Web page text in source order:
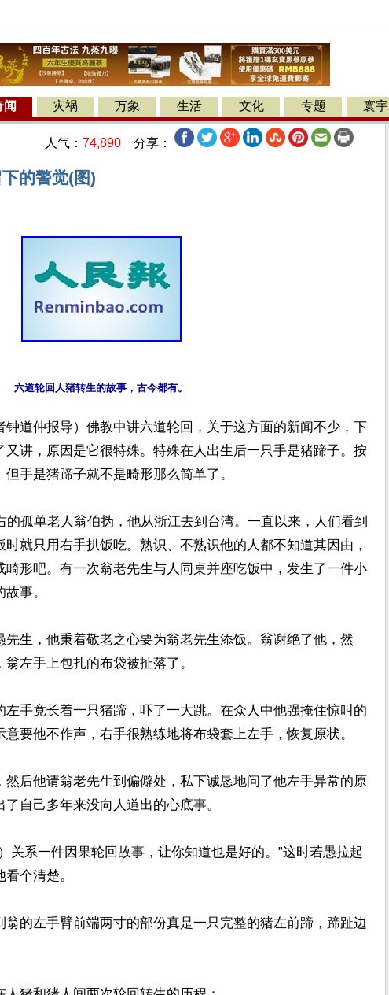
闻 灾祸 万象 生活 文化 专题 寰宇
人气： 74,890 分享：
的警觉(图)
钟道仲报导）佛教中讲六道轮回，关于这方面的新闻不少，下
讲，原因是它很特殊。特殊在人出生后一只手是猪蹄子。按
手是猪蹄子就不是畸形那么简单了。
孤单老人翁伯㧑，他从浙江去到台湾。一直以来，人们看到
就只用右手扒饭吃。熟识、不熟识他的人都不知道其因由，
畸形吧。有一次翁老先生与人同桌并座吃饭中，发生了一件小
事。
生，他秉着敬老之心要为翁老先生添饭。翁谢绝了他，然
左手上包扎的布袋被扯落了。
手竟长着一只猪蹄，吓了一大跳。在众人中他强掩住惊叫的
要他不作声，右手很熟练地将布袋套上左手，恢复原状。
后他请翁老先生到偏僻处，私下诚恳地问了他左手异常的原
自己多年来没向人道出的心底事。
关系一件因果轮回故事，让你知道也是好的。”这时若愚拉起
个清楚。
的左手臂前端两寸的部份真是一只完整的猪左前蹄，蹄趾边